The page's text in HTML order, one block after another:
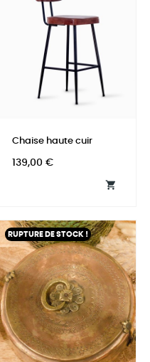
Chaise haute cuir
Prix
139,00 €

RUPTURE DE STOCK !